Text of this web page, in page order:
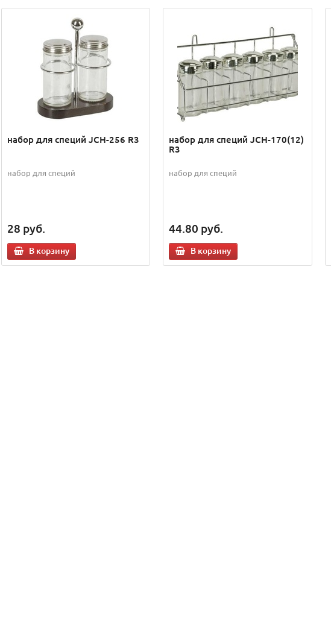
набор для специй JCH-256 R3
набор для специй
28 руб.
В корзину
набор для специй JCH-170(12)
R3
набор для специй
44.80 руб.
В корзину